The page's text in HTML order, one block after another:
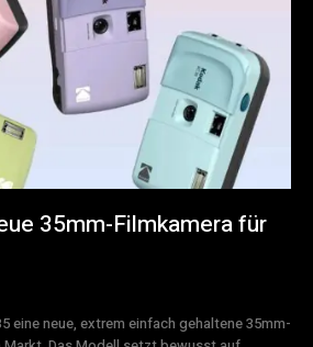
35mm-Filmkamera für
eine neue, extrem einfach gehaltene 35mm-